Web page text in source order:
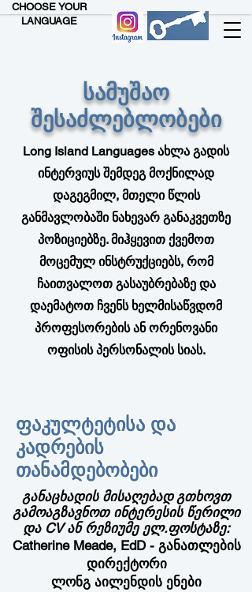
CHOOSE YOUR
LANGUAGE
სამუშაო
შესაძლებლობები
Long Island Languages ახლა გადის
ინტერვიუს შემდეგ მოქნილად
დაგეგმილ, მთელი წლის
განმავლობაში ნახევარ განაკვეთზე
პოზიციებზე. მიჰყევით ქვემოთ
მოცემულ ინსტრუქციებს, რომ
ჩაითვალოთ გასაუბრებაზე და
დაემატოთ ჩვენს ხელმისაწვდომ
პროფესორების ან ორენოვანი
ოფისის პერსონალის სიას.
ფაკულტეტისა და
კადრების
თანამდებობები
განაცხადის მისაღებად გთხოვთ
გამოაგზავნოთ ინტერესის წერილი
და CV ან რეზიუმე ელ.ფოსტაზე:
Catherine Meade, EdD - განათლების
დირექტორი
ლონგ აილენდის ენები